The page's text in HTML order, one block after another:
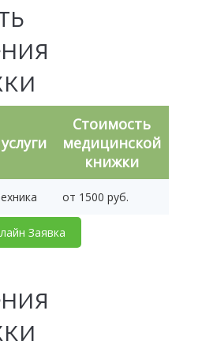
Стоимость
медицинской
книжки
от 1500 руб.
Заявка